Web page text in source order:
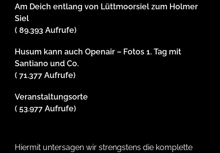
Am Deich entlang von Lüttmoorsiel zum Holmer
Siel
( 89.393 Aufrufe)
Husum kann auch Openair – Fotos 1. Tag mit
Santiano und Co.
( 71.377 Aufrufe)
Veranstaltungsorte
( 53.977 Aufrufe)
Hiermit untersagen wir strengstens die komplette